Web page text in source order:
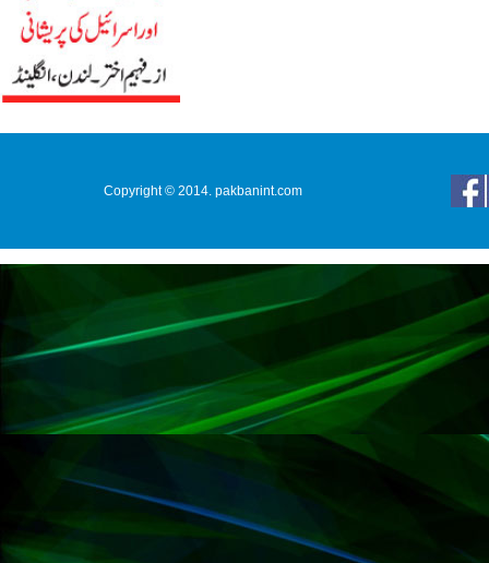
Copyright © 2014. pakbanint.com